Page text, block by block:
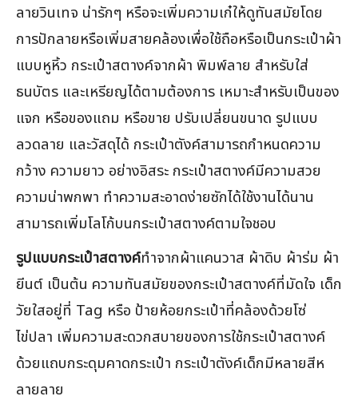
ลายวินเทจ น่ารักๆ หรือจะเพิ่มความเก๋ให้ดูทันสมัยโดย
การปักลายหรือเพิ่มสายคล้องเพื่อใช้ถือหรือเป็นกระเป๋าผ้า
แบบหูหิ้ว กระเป๋าสตางค์จากผ้า พิมพ์ลาย สำหรับใส่
ธนบัตร และเหรียญได้ตามต้องการ เหมาะสำหรับเป็นของ
แจก หรือของแถม หรือขาย ปรับเปลี่ยนขนาด รูปแบบ
ลวดลาย และวัสดุได้ กระเป๋าตังค์สามารถกำหนดความ
กว้าง ความยาว อย่างอิสระ กระเป๋าสตางค์มีความสวย
ความน่าพกพา ทำความสะอาดง่ายซักได้ใช้งานได้นาน
สามารถเพิ่มโลโก้บนกระเป๋าสตางค์ตามใจชอบ
รูปแบบกระเป๋าสตางค์ทำจากผ้าแคนวาส ผ้าดิบ ผ้าร่ม ผ้า
ยีนต์ เป็นต้น ความทันสมัยของกระเป๋าสตางค์ที่มัดใจ เด็ก
วัยใสอยู่ที่ Tag หรือ ป้ายห้อยกระเป๋าที่คล้องด้วยโซ่
ไข่ปลา เพิ่มความสะดวกสบายของการใช้กระเป๋าสตางค์
ด้วยแถบกระดุมคาดกระเป๋า กระเป๋าตังค์เด็กมีหลายสีห
ลายลาย